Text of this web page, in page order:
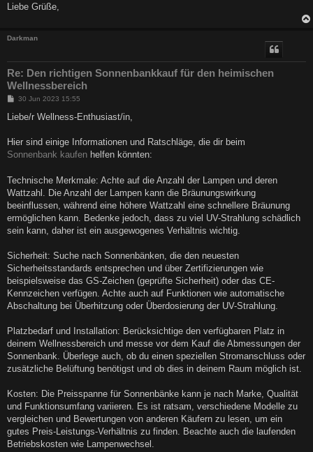
Liebe Grüße,
Darkman
Re: Den richtigen Sonnenbankkauf für den heimischen
Wellnessbereich
B
i
a
30 Jun 2023 15:55
Liebe/r Wellness-Enthusiast/in,
Hier sind einige Informationen und Ratschläge, die dir beim
Sonnenbank kaufen helfen könnten:
Technische Merkmale: Achte auf die Anzahl der Lampen und deren
Wattzahl. Die Anzahl der Lampen kann die Bräunungswirkung
beeinflussen, während eine höhere Wattzahl eine schnellere Bräunung
ermöglichen kann. Bedenke jedoch, dass zu viel UV-Strahlung schädlich
sein kann, daher ist ein ausgewogenes Verhältnis wichtig.
Sicherheit: Suche nach Sonnenbänken, die den neuesten
Sicherheitsstandards entsprechen und über Zertifizierungen wie
beispielsweise das GS-Zeichen (geprüfte Sicherheit) oder das CE-
Kennzeichen verfügen. Achte auch auf Funktionen wie automatische
Abschaltung bei Überhitzung oder Überdosierung der UV-Strahlung.
Platzbedarf und Installation: Berücksichtige den verfügbaren Platz in
deinem Wellnessbereich und messe vor dem Kauf die Abmessungen der
Sonnenbank. Überlege auch, ob du einen speziellen Stromanschluss oder
zusätzliche Belüftung benötigst und ob dies in deinem Raum möglich ist.
Kosten: Die Preisspanne für Sonnenbänke kann je nach Marke, Qualität
und Funktionsumfang variieren. Es ist ratsam, verschiedene Modelle zu
vergleichen und Bewertungen von anderen Käufern zu lesen, um ein
gutes Preis-Leistungs-Verhältnis zu finden. Beachte auch die laufenden
Betriebskosten wie Lampenwechsel.